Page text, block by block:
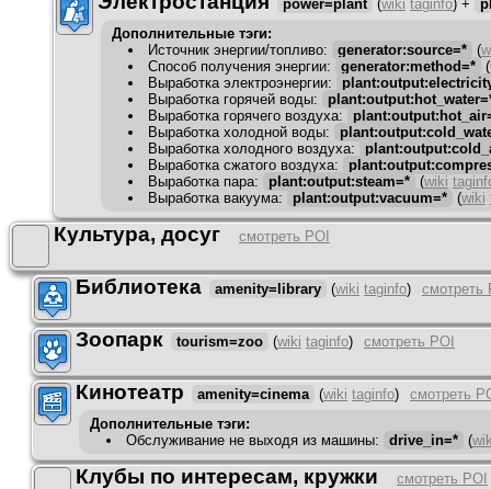
power=plant (wiki taginfo) +
Дополнительные тэги:
Источник энергии/топливо: generator:source=* (
Способ получения энергии: generator:method=* (
Выработка электроэнергии:
Выработка горячей воды:
Выработка горячего воздуха:
Выработка холодной воды:
Выработка холодного воздуха:
Выработка сжатого воздуха:
Выработка пара: plant:output:steam=* (wiki
Выработка вакуума: plant:output:vacuum=* (wiki
Культура, досуг смотреть POI
Библиотека amenity=library (wiki taginfo) смотреть
Зоопарк tourism=zoo (wiki taginfo) смотреть POI
Кинотеатр amenity=cinema (wiki taginfo)
смотреть
Дополнительные тэги:
Обслуживание не выходя из машины: drive_in=* (
Клубы по интересам, кружки смотреть POI